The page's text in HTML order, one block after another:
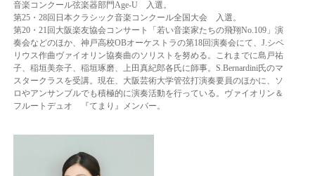
音楽コンクール弦楽器部門Age-U 入選。
第25・28回日本クラシック音楽コンクール全国大会 入選。
第20・21回大阪楽友協会コンサート「若い音楽家たちの飛翔No.109」演
奏会などのほか、 神戸高校OBオーケストラの第18回演奏会にて、J.シベ
リウス作曲ヴァイオリン協奏曲のソリストを努める。 これまでに島戸祐
子、稲垣美奈子、稲垣琢磨、上田真紀郎各氏に師事。 S.Bernardini氏のマ
スタークラスを受講。 現在、大阪芸術大学管弦打演奏要員のほかに、ソ
ロやアンサンブルでも積極的に演奏活動を行っている。 ヴァイオリン＆
フルートデュオ 『てまり』メンバー。